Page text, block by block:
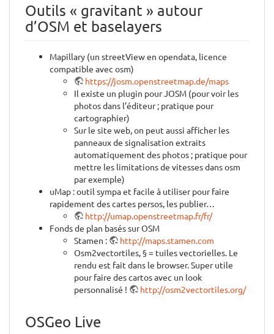
Outils « gravitant » autour
d’OSM et baselayers
Mapillary (un streetView en opendata, licence
compatible avec osm)
https://josm.openstreetmap.de/maps
Il existe un plugin pour JOSM (pour voir les
photos dans l’éditeur ; pratique pour
cartographier)
Sur le site web, on peut aussi afficher les
panneaux de signalisation extraits
automatiquement des photos ; pratique pour
mettre les limitations de vitesses dans osm
par exemple)
uMap : outil sympa et facile à utiliser pour faire
rapidement des cartes persos, les publier…
http://umap.openstreetmap.fr/fr/
Fonds de plan basés sur OSM
Stamen :
http://maps.stamen.com
Osm2vectortiles, § = tuiles vectorielles. Le
rendu est fait dans le browser. Super utile
pour faire des cartos avec un look
personnalisé !
http://osm2vectortiles.org/
OSGeo Live